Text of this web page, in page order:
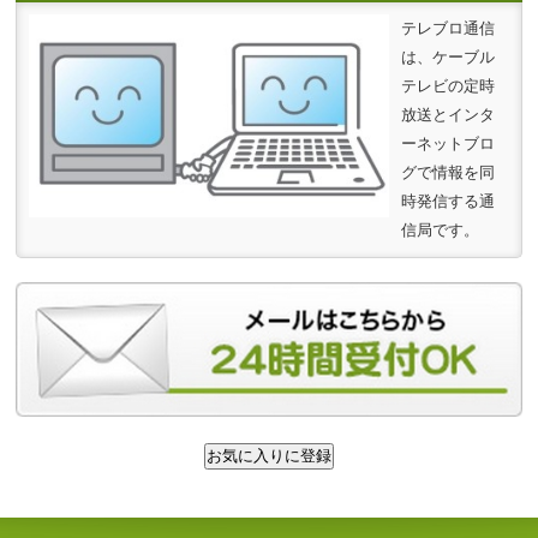
テレブロ通信
は、ケーブル
テレビの定時
放送とインタ
ーネットブロ
グで情報を同
時発信する通
信局です。